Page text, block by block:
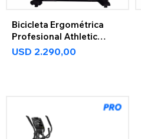
Bicicleta Ergométrica
Profesional Athletic
5900BV
USD 2.290,00